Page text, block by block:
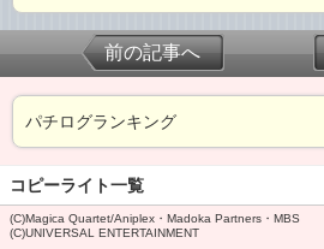
前の記事へ
パチログランキング
コピーライト一覧
(C)Magica Quartet/Aniplex・Madoka Partners・MBS
(C)UNIVERSAL ENTERTAINMENT